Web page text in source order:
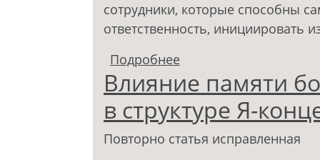
сотрудники, которые способны
ответственность, инициировать
Подробнее
организационного
Влияние памяти
в структуре Я-
Повторно статья исправленная